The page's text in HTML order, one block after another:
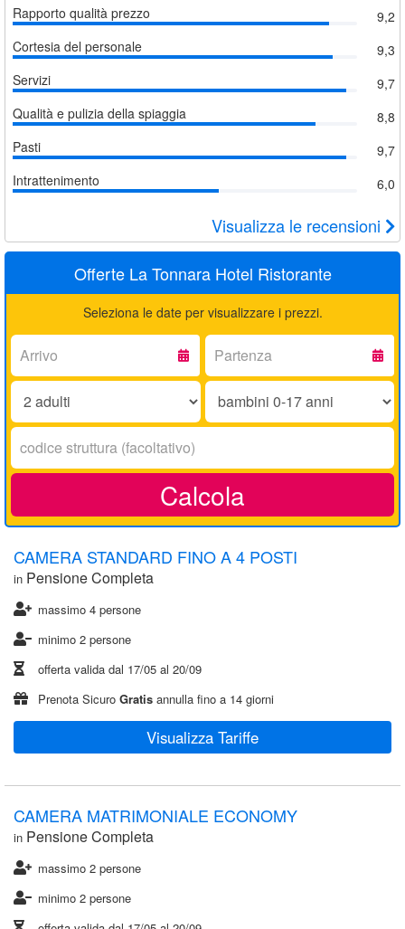
Rapporto qualità prezzo
9,2
Cortesia del personale
9,3
Servizi
9,7
Qualità e pulizia della spiaggia
8,8
Pasti
9,7
Intrattenimento
6,0
Visualizza le recensioni
Offerte La Tonnara Hotel Ristorante
Seleziona le date per visualizzare i prezzi.
Arrivo:
Partenza:
Adulti:
Bambini
17
Codice
struttura:
Calcola
CAMERA STANDARD FINO A 4 POSTI
in Pensione Completa
massimo 4 persone
minimo 2 persone
offerta valida dal 17/05 al 20/09
Prenota Sicuro Gratis annulla fino a 14 giorni
Visualizza Tariffe
CAMERA MATRIMONIALE ECONOMY
in Pensione Completa
massimo 2 persone
minimo 2 persone